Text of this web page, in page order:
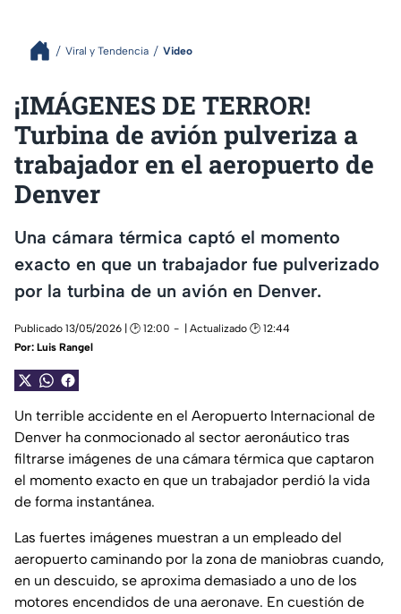
Viral y Tendencia Video
¡IMÁGENES DE TERROR!
Turbina de avión pulveriza a
trabajador en el aeropuerto de
Denver
Una cámara térmica captó el momento
exacto en que un trabajador fue pulverizado
por la turbina de un avión en Denver.
Publicado 13/05/2026 | 🕑 12:00
| Actualizado 🕑 12:44
Por: Luis Rangel
Un terrible accidente en el Aeropuerto Internacional de
Denver ha conmocionado al sector aeronáutico tras
filtrarse imágenes de una cámara térmica que captaron
el momento exacto en que un trabajador perdió la vida
de forma instantánea.
Las fuertes imágenes muestran a un empleado del
aeropuerto caminando por la zona de maniobras cuando,
en un descuido, se aproxima demasiado a uno de los
motores encendidos de una aeronave. En cuestión de